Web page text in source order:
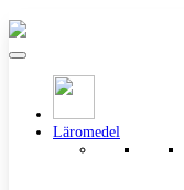
Läromedel